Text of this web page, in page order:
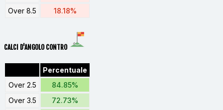
Over 8.5
18.18%
CALCI D'ANGOLO CONTRO
Percentuale
Over 2.5
84.85%
Over 3.5
72.73%